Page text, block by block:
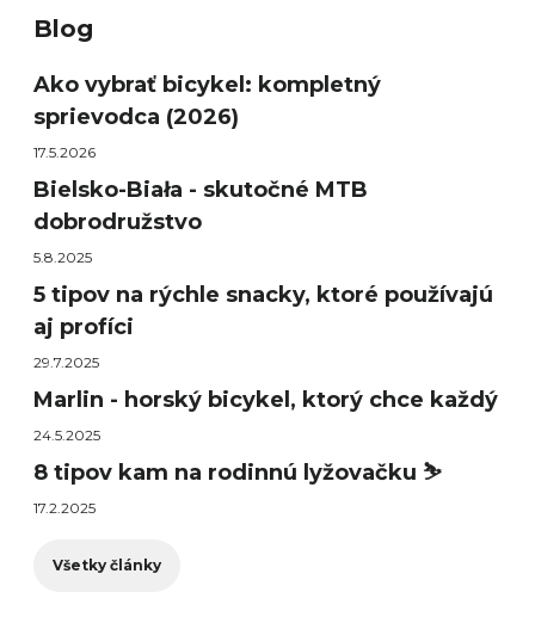
Blog
Ako vybrať bicykel: kompletný
sprievodca (2026)
17.5.2026
Bielsko-Biała - skutočné MTB
dobrodružstvo
5.8.2025
5 tipov na rýchle snacky, ktoré používajú
aj profíci
29.7.2025
Marlin - horský bicykel, ktorý chce každý
24.5.2025
8 tipov kam na rodinnú lyžovačku ⛷️
17.2.2025
Všetky články